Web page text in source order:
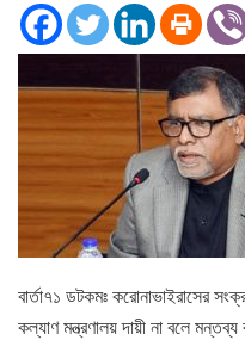
বার্তা৭১ ডটকমঃ করোনাভাইরাসের
কল্যাণ মন্ত্রণালয় দায়ী না বলে